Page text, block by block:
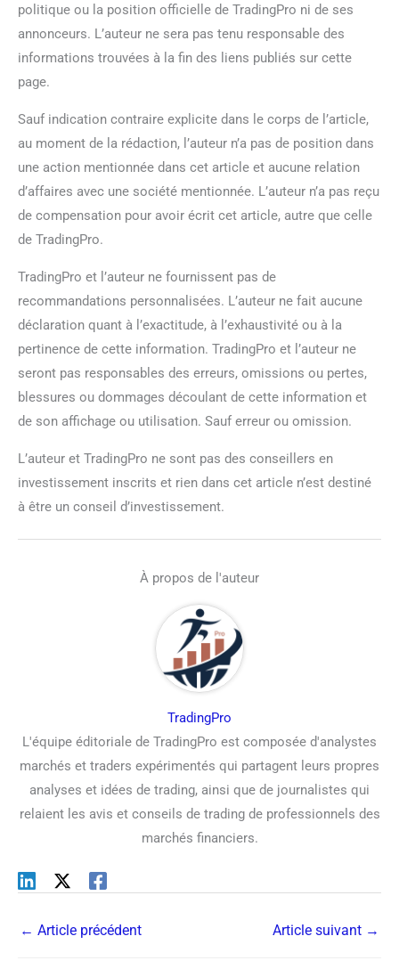
politique ou la position officielle de TradingPro ni de ses
annonceurs. L’auteur ne sera pas tenu responsable des
informations trouvées à la fin des liens publiés sur cette
page.
Sauf indication contraire explicite dans le corps de l’article,
au moment de la rédaction, l’auteur n’a pas de position dans
une action mentionnée dans cet article et aucune relation
d’affaires avec une société mentionnée. L’auteur n’a pas reçu
de compensation pour avoir écrit cet article, autre que celle
de TradingPro.
TradingPro et l’auteur ne fournissent pas de
recommandations personnalisées. L’auteur ne fait aucune
déclaration quant à l’exactitude, à l’exhaustivité ou à la
pertinence de cette information. TradingPro et l’auteur ne
seront pas responsables des erreurs, omissions ou pertes,
blessures ou dommages découlant de cette information et
de son affichage ou utilisation. Sauf erreur ou omission.
L’auteur et TradingPro ne sont pas des conseillers en
investissement inscrits et rien dans cet article n’est destiné
à être un conseil d’investissement.
À propos de l'auteur
TradingPro
L'équipe éditoriale de TradingPro est composée d'analystes
marchés et traders expérimentés qui partagent leurs propres
analyses et idées de trading, ainsi que de journalistes qui
relaient les avis et conseils de trading de professionnels des
marchés financiers.
← Article précédent Article suivant →